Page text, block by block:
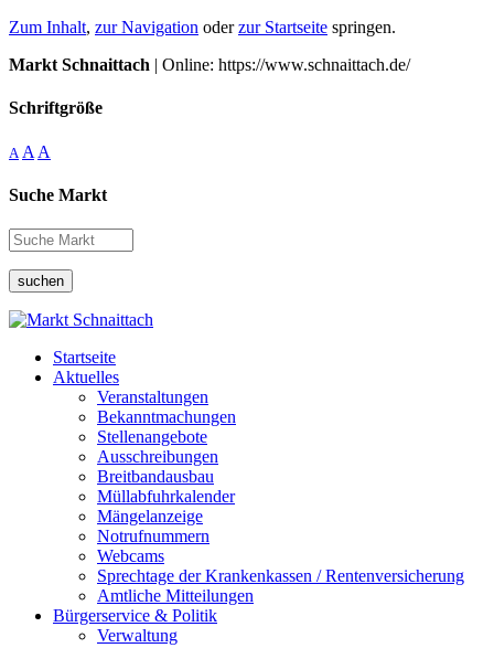
Zum Inhalt, zur Navigation oderzur Startseite springen.
Markt Schnaittach | Online: https://www.schnaittach.de/
Schriftgröße
A A A
Suche Markt
suchen
Startseite
Aktuelles
Veranstaltungen
Bekanntmachungen
Stellenangebote
Ausschreibungen
Breitbandausbau
Müllabfuhrkalender
Mängelanzeige
Notrufnummern
Webcams
Sprechtage der Krankenkassen / Rentenversicherung
Amtliche Mitteilungen
Bürgerservice & Politik
Verwaltung